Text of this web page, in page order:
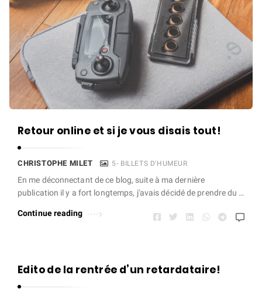
Retour online et si je vous disais tout!
CHRISTOPHE MILET 5- BILLETS D'HUMEUR
En me déconnectant de ce blog, suite à ma dernière
publication il y a fort longtemps, j'avais décidé de prendre du …
Continue reading
Edito de la rentrée d’un retardataire!